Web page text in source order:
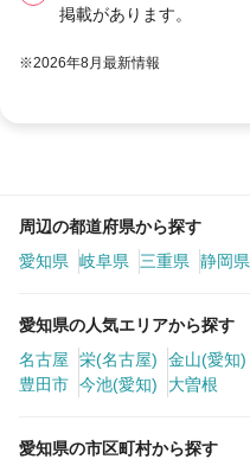
掲載があります。
※2026年8月最新情報
周辺の都道府県から探す
愛知県
岐阜県 三重県 静岡県
愛知県の人気エリアから探す
名古屋
栄(名古屋) 金山(愛知)
豊田市 今池(愛知) 大曽根
愛知県の市区町村から探す